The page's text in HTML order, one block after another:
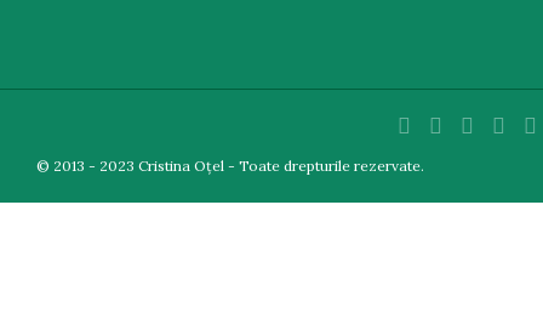
© 2013 - 2023 Cristina Oțel - Toate drepturile rezervate.